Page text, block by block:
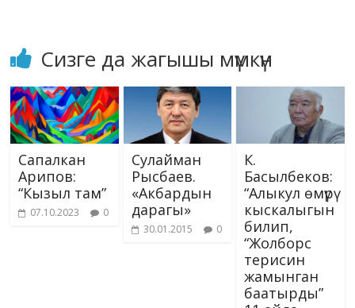
Сизге да жагышы мүмкүн
Сапалкан
Арипов:
“Кызыл там”
07.10.2023 0
Сулайман
Рысбаев.
«Акбардын
дарагы»
30.01.2015 0
К.
Басылбеков:
“Алыкул өмүрү
кыскалыгын
билип,
“Жолборс
терисин
жамынган
баатырды”